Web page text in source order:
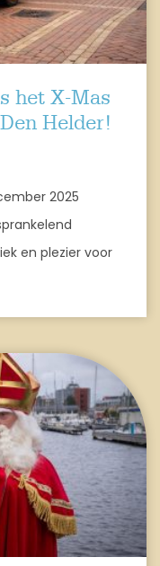
het X-Mas
Helder!
2025
en plezier voor